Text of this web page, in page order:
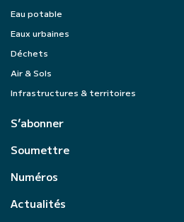
Eau potable
Eaux urbaines
Déchets
Air & Sols
Infrastructures & territoires
S’abonner
Soumettre
Numéros
Actualités